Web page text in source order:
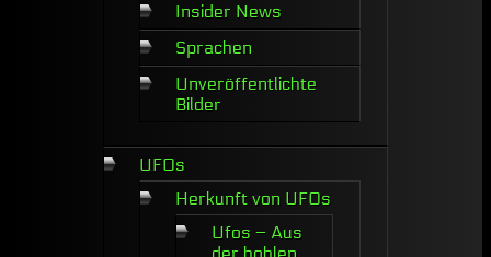
Insider News
Sprachen
Unveröffentlichte
Bilder
UFOs
Herkunft von UFOs
Ufos – Aus